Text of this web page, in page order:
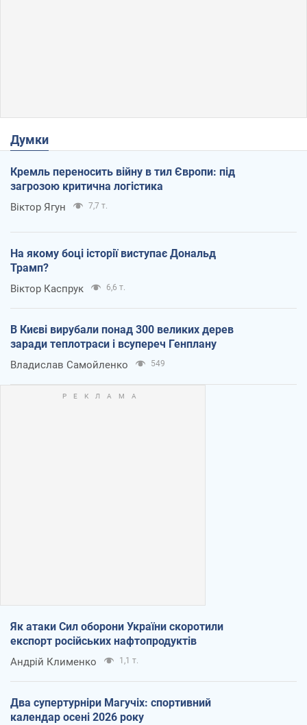
Думки
Кремль переносить війну в тил Європи: під
загрозою критична логістика
Віктор Ягун 7,7 т.
На якому боці історії виступає Дональд
Трамп?
Віктор Каспрук 6,6 т.
В Києві вирубали понад 300 великих дерев
заради теплотраси і всупереч Генплану
Владислав Самойленко 549
Як атаки Сил оборони України скоротили
експорт російських нафтопродуктів
Андрій Клименко 1,1 т.
Два супертурніри Магучіх: спортивний
календар осені 2026 року